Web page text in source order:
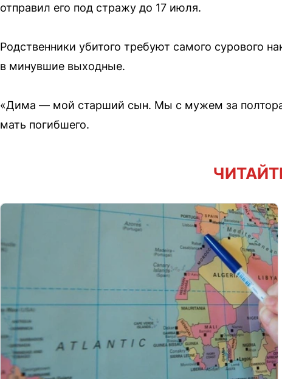
отправил его под стражу до 17 июля.
Родственники убитого требуют самого сурового
в минувшие выходные.
«Дима — мой старший сын. Мы с мужем за
мать погибшего.